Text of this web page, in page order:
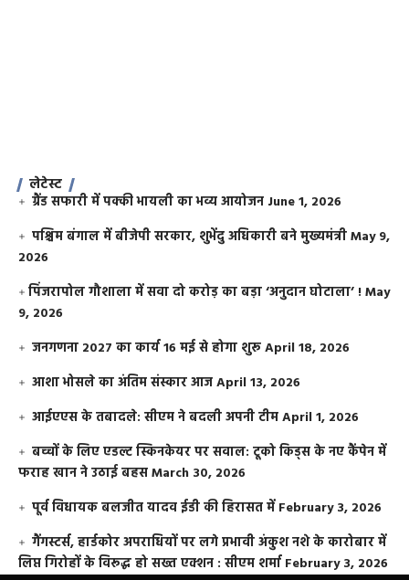
लेटेस्ट
ग्रैंड सफारी में पक्की भायली का भव्य आयोजन June 1, 2026
पश्चिम बंगाल में बीजेपी सरकार, शुभेंदु अधिकारी बने मुख्यमंत्रीMay 9,
2026
​पिंजरापोल गौशाला में सवा दो करोड़ का बड़ा ‘अनुदान घोटाला’ !May
9, 2026
जनगणना 2027 का कार्य 16 मई से होगा शुरूApril 18, 2026
आशा भोसले का अंतिम संस्कार आजApril 13, 2026
आईएएस के तबादले: सीएम ने बदली अपनी टीमApril 1, 2026
बच्चों के लिए एडल्ट स्किनकेयर पर सवाल: टूको किड्स के नए कैंपेन में
फराह खान ने उठाई बहसMarch 30, 2026
पूर्व विधायक बलजीत यादव ईडी की हिरासत में February 3, 2026
गैंगस्टर्स, हार्डकोर अपराधियों पर लगे प्रभावी अंकुश नशे के कारोबार में
लिप्त गिरोहों के विरूद्ध हो सख्त एक्शन : सीएम शर्मा February 3, 2026